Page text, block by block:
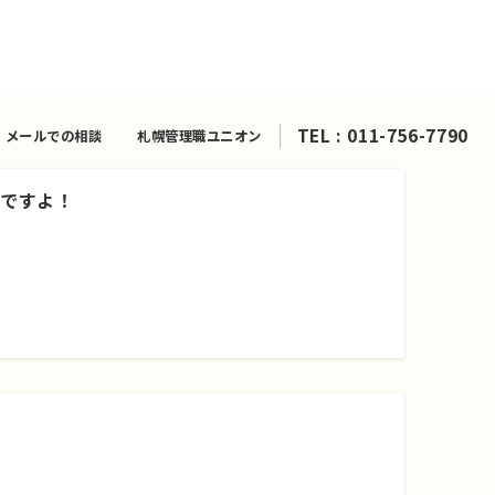
メールでの相談 札幌管理職ユニオン TEL : 011-756-7790
すよ！